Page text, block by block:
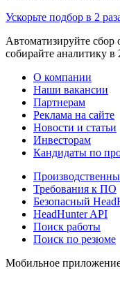
Ускорьте подбор в 2
Автоматизируйте сбор
собирайте аналитику в
О компании
Наши вакансии
Партнерам
Реклама на сайте
Новости и статьи
Инвесторам
Кандидаты по
Требования к ПО
Безопасный
HeadHunter API
Поиск работы
Поиск по резюме
Мобильное